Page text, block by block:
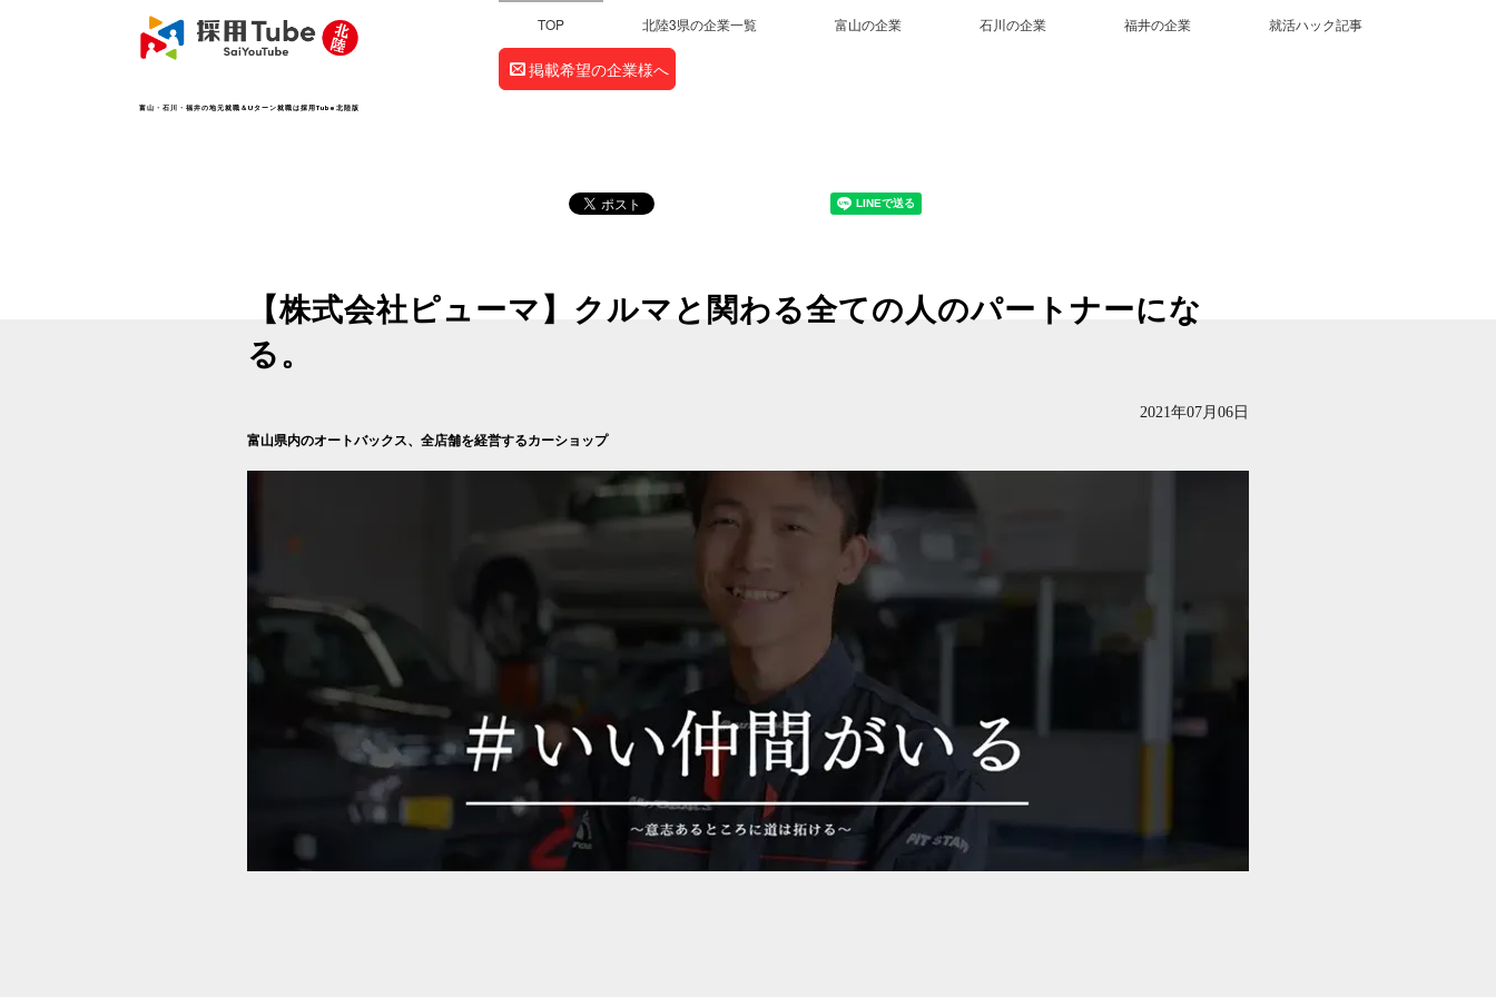
富山・石川・福井の地元就職＆Uターン就職は採用Tube北陸版
TOP 北陸3県の企業一覧 富山の企業 石川の企業 福井の企業 就活ハック記事
掲載希望の企業様へ
【株式会社ピューマ】クルマと関わる全ての人のパートナーにな
る。
2021年07月06日
富山県内のオートバックス、全店舗を経営するカーショップ